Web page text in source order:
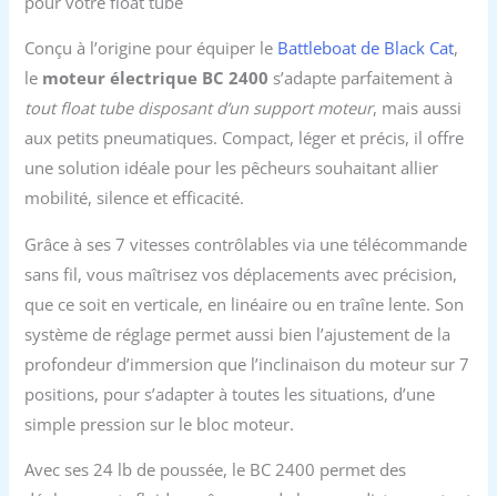
Conçu à l’origine pour équiper le Battleboat de Black Cat,
le moteur électrique BC 2400 s’adapte parfaitement à
tout float tube disposant d’un support moteur, mais aussi
aux petits pneumatiques. Compact, léger et précis, il offre
une solution idéale pour les pêcheurs souhaitant allier
mobilité, silence et efficacité.
Grâce à ses 7 vitesses contrôlables via une télécommande
sans fil, vous maîtrisez vos déplacements avec précision,
que ce soit en verticale, en linéaire ou en traîne lente. Son
système de réglage permet aussi bien l’ajustement de la
profondeur d’immersion que l’inclinaison du moteur sur 7
positions, pour s’adapter à toutes les situations, d’une
simple pression sur le bloc moteur.
Avec ses 24 lb de poussée, le BC 2400 permet des